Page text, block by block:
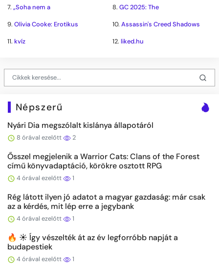
7. „Soha nem a 8. GC 2025: The
9. Olivia Cooke: Erotikus 10. Assassin's Creed Shadows
11. kvíz 12. liked.hu
Népszerű
Nyári Dia megszólalt kislánya állapotáról
8 órával ezelőtt 2
Ősszel megjelenik a Warrior Cats: Clans of the Forest
című könyvadaptáció, körökre osztott RPG
4 órával ezelőtt 1
Rég látott ilyen jó adatot a magyar gazdaság: már csak
az a kérdés, mit lép erre a jegybank
4 órával ezelőtt 1
🔥 ☀️ Így vészelték át az év legforróbb napját a
budapestiek
4 órával ezelőtt 1